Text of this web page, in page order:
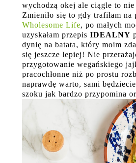
wychodzą okej ale ciągle to nie
Zmieniło się to gdy trafiłam na
Wholesome Life, po małych
uzyskałam przepis IDEALNY
dynię na batata, który moim
się jeszcze lepiej! Nie
przygotowanie wegańskiego
pracochłonne niż po prostu
naprawdę warto, sami
szoku jak bardzo przypomina